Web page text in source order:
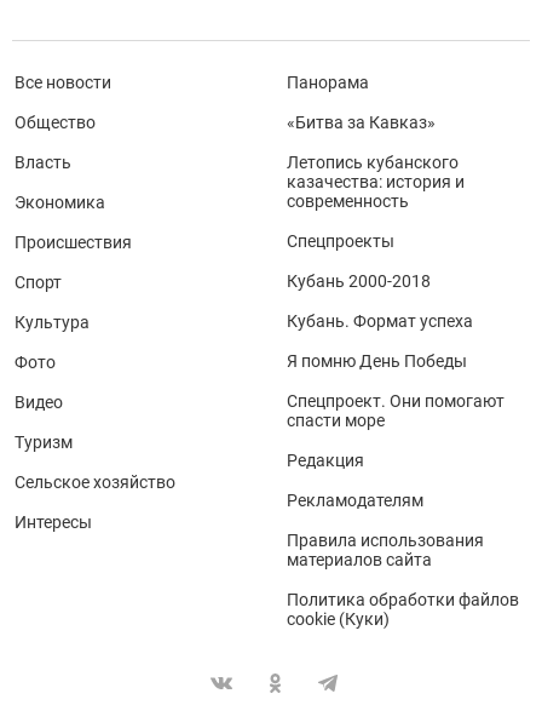
Все новости
Общество
Власть
Экономика
Происшествия
Спорт
Культура
Фото
Видео
Туризм
Сельское хозяйство
Интересы
Панорама
«Битва за Кавказ»
Летопись кубанского
казачества: история и
современность
Спецпроекты
Кубань 2000-2018
Кубань. Формат успеха
Я помню День Победы
Спецпроект. Они помогают
спасти море
Редакция
Рекламодателям
Правила использования
материалов сайта
Политика обработки файлов
cookie (Куки)